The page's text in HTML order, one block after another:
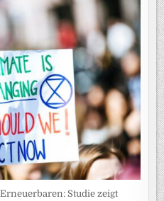
Studie zeigt